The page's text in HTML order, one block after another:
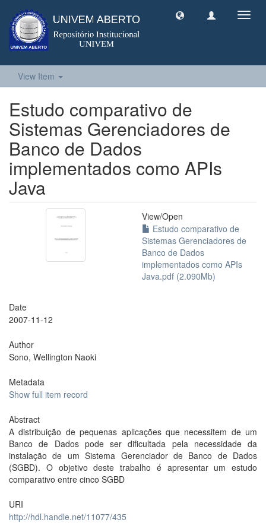
View Item
Estudo comparativo de
Sistemas Gerenciadores de
Banco de Dados
implementados como APIs
Java
View/Open
Estudo comparativo de
Sistemas Gerenciadores de
Banco de Dados
implementados como APIs
Java.pdf (2.090Mb)
Date
2007-11-12
Author
Sono, Wellington Naoki
Metadata
Show full item record
Abstract
A distribuição de pequenas aplicações que necessitem de um
Banco de Dados pode ser dificultada pela necessidade da
instalação de um Sistema Gerenciador de Banco de Dados
(SGBD). O objetivo deste trabalho é apresentar um estudo
comparativo entre cinco SGBD
URI
http://hdl.handle.net/11077/435